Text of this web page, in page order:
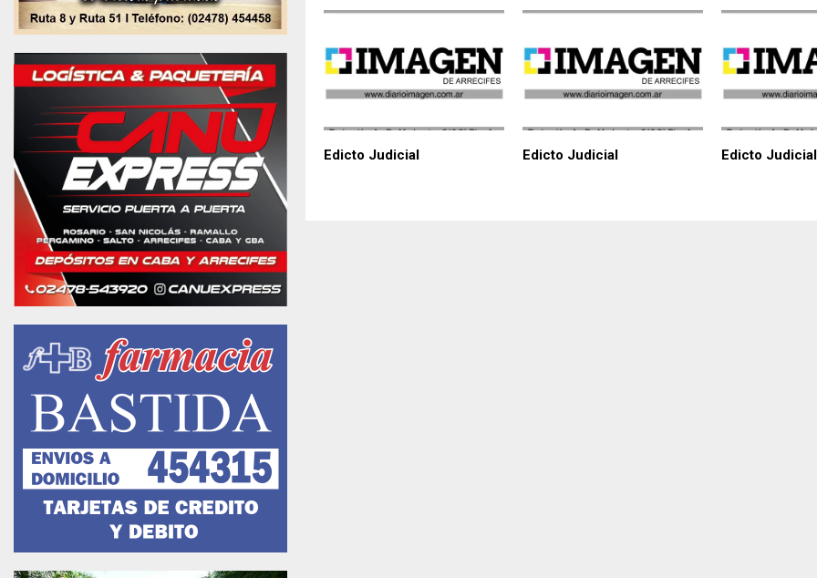
Edicto Judicial Edicto Judicial Edicto Judicial